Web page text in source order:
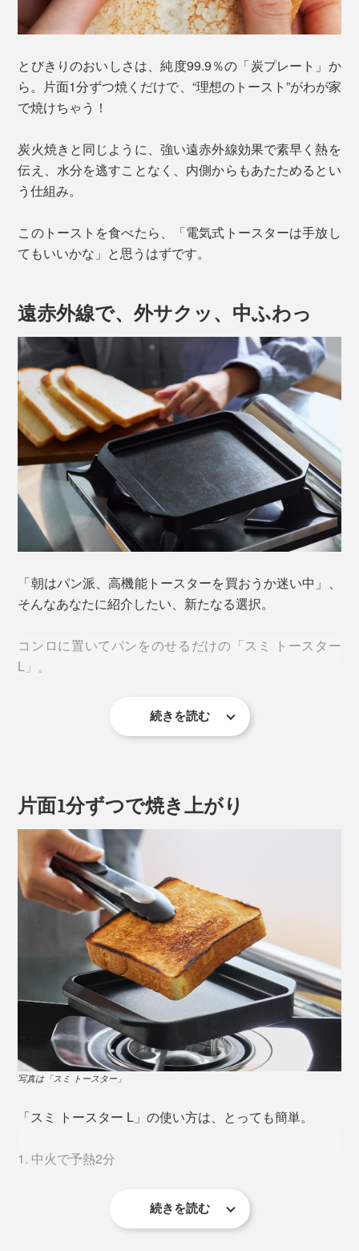
とびきりのおいしさは、純度99.9％の「炭プレート」か
ら。片面1分ずつ焼くだけで、“理想のトースト”がわが家
で焼けちゃう！
炭火焼きと同じように、強い遠赤外線効果で素早く熱を
伝え、水分を逃すことなく、内側からもあたためるとい
う仕組み。
このトーストを食べたら、「電気式トースターは手放し
てもいいかな」と思うはずです。
遠赤外線で、外サクッ、中ふわっ
「朝はパン派、高機能トースターを買おうか迷い中」、
そんなあなたに紹介したい、新たなる選択。
コンロに置いてパンをのせるだけの「スミ トースター
L」。
フライパン感覚で手軽に焼けるのに、「え？いつものト
秘密は、純度99.9％の「炭プレート（カーボングラファ
イト）」。
カーボングラファイトは、原料のコークスを約1000℃
で１か月間焼成、約3000℃で約2ヶ月間熱処理をし、不
純物を飛ばし、水圧でギュッと圧縮したもの。
できあがった炭素の塊を削り出して研磨し、コーティン
グするまで約1ヶ月。日本の職人たちが約4ヶ月がかりで
製造しています。
続きを読む
片面1分ずつで焼き上がり
写真は「スミ トースター」
「スミ トースター L」の使い方は、とっても簡単。
1. 中火で予熱2分
2. 中火で片面を1分焼く
続きを読む